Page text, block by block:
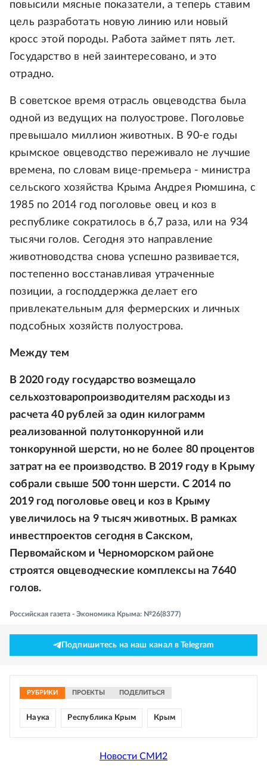
повысили мясные показатели, а теперь ставим
цель разработать новую линию или новый
кросс этой породы. Работа займет пять лет.
Государство в ней заинтересовано, и это
отрадно.
В советское время отрасль овцеводства была
одной из ведущих на полуострове. Поголовье
превышало миллион животных. В 90-е годы
крымское овцеводство переживало не лучшие
времена, по словам вице-премьера - министра
сельского хозяйства Крыма Андрея Рюмшина, с
1985 по 2014 год поголовье овец и коз в
республике сократилось в 6,7 раза, или на 934
тысячи голов. Сегодня это направление
животноводства снова успешно развивается,
постепенно восстанавливая утраченные
позиции, а господдержка делает его
привлекательным для фермерских и личных
подсобных хозяйств полуострова.
Между тем
В 2020 году государство возмещало
сельхозтоваропроизводителям расходы из
расчета 40 рублей за один килограмм
реализованной полутонкорунной или
тонкорунной шерсти, но не более 80 процентов
затрат на ее производство. В 2019 году в Крыму
собрали свыше 500 тонн шерсти. С 2014 по
2019 год поголовье овец и коз в Крыму
увеличилось на 9 тысяч животных. В рамках
инвестпроектов сегодня в Сакском,
Первомайском и Черноморском районе
строятся овцеводческие комплексы на 7640
голов.
Российская газета - Экономика Крыма: №26(8377)
Подпишитесь на наш канал в Telegram
РУБРИКИ ПРОЕКТЫ ПОДЕЛИТЬСЯ
Наука Республика Крым Крым
Новости СМИ2